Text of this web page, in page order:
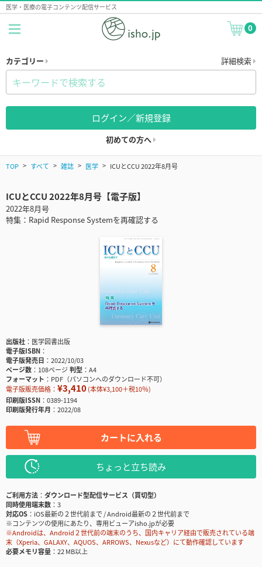
医学・医療の電子コンテンツ配信サービス
0
カテゴリー 詳細検索
ログイン／新規登録
初めての方へ
TOP すべて 雑誌 医学 ICUとCCU 2022年8月号
ICUとCCU 2022年8月号【電子版】
2022年8月号
特集：Rapid Response Systemを再確認する
出版社
医学図書出版
電子版ISBN
電子版発売日
2022/10/03
ページ数
108ページ判型
A4
フォーマット
PDF（パソコンへのダウンロード不可）
電子版販売価格： ¥3,410(本体¥3,100＋税10％)
印刷版ISSN
0389-1194
印刷版発行年月
2022/08
カートに入れる
ちょっと立ち読み
ご利用方法
ダウンロード型配信サービス（買切型）
同時使用端末数
3
対応OS
iOS最新の２世代前まで / Android最新の２世代前まで
※コンテンツの使用にあたり、専用ビューアisho.jpが必要
※Androidは、Android２世代前の端末のうち、国内キャリア経由で販売されている端
末（Xperia、GALAXY、AQUOS、ARROWS、Nexusなど）にて動作確認しています
必要メモリ容量
22 MB以上